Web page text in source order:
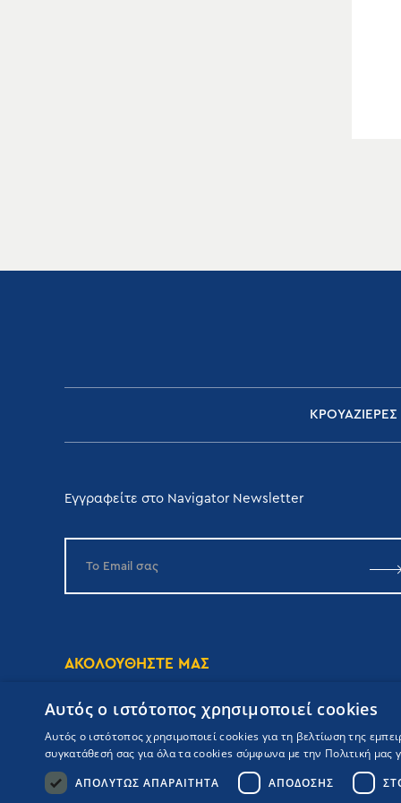
ΚΡΟΥΑΖΙΕΡΕΣ
Εγγραφείτε στο Navigator Newsletter
ΑΚΟΛΟΥΘΗΣΤΕ ΜΑΣ
Copyrights Navigator © ΜΗ.Τ.Ε 0206Ε60000476600
Αυτός ο ιστότοπος χρησιμοποιεί cookies
Αυτός ο ιστότοπος χρησιμοποιεί cookies για τη βελτίωση της
συγκατάθεσή σας για όλα τα cookies σύμφωνα με την Πολιτική μας
ΑΠΟΛΎΤΩΣ ΑΠΑΡΑΊΤΗΤΑ
ΑΠΌΔΟΣΗΣ